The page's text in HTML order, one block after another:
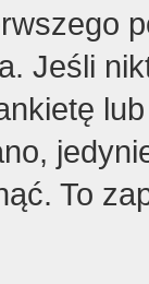
Jeśli
To